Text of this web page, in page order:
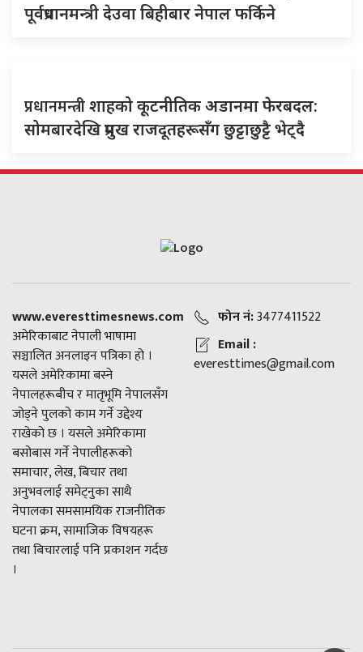
पूर्वप्रधानमन्त्री देउवा बिहीबार नेपाल फर्किने
प्रधानमन्त्रीशाहको कूटनीतिक अडानमा फेरबदल:
सोमबारदेखि प्रमुख राजदूतहरूसँग छुट्टाछुट्टै भेट्दै
www.everesttimesnews.com
अमेरिकाबाट नेपाली भाषामा
सञ्चालित अनलाइन पत्रिका हो ।
यसले अमेरिकामा बस्ने
नेपालहरूबीच र मातृभूमि नेपालसँग
जोड्ने पुलको काम गर्ने उद्देश्य
राखेको छ । यसले अमेरिकामा
बसोबास गर्ने नेपालीहरूको
समाचार, लेख, बिचार तथा
अनुभवलाई समेट्नुका साथै
नेपालका समसामयिक राजनीतिक
घटना क्रम, सामाजिक विषयहरू
तथा बिचारलाई पनि प्रकाशन गर्दछ
।
फोन नं:3477411522
Email :
everesttimes@gmail.com